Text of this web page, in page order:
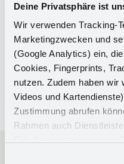
Deine Privatsphäre ist
Wir verwenden Tracking-
Marketingzwecken und
(Google Analytics) ein,
Cookies, Fingerprints,
nutzen. Zudem haben wir
Videos und
Zustimmung abrufen
Rahmen auch
Dalla fase iniziale di
puntiamo sulla precisione
ogni allestimento per
negozi esigenze
macchine es non solo es
con successo anche i
massima flessibilità.